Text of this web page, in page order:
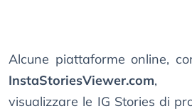
Alcune piattaforme online,
InstaStoriesViewer.com,
visualizzare le IG Stories di